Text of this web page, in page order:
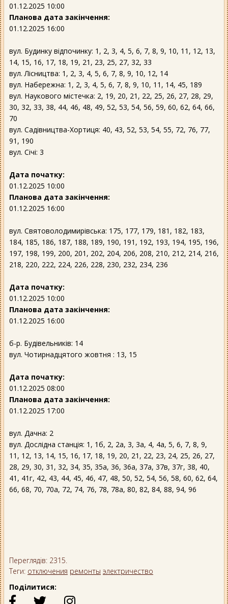
01.12.2025 10:00
Планова дата закінчення:
01.12.2025 16:00
вул. Будинку відпочинку: 1, 2, 3, 4, 5, 6, 7, 8, 9, 10, 11, 12, 13,
14, 15, 16, 17, 18, 19, 21, 23, 25, 27, 32, 33
вул. Лісництва: 1, 2, 3, 4, 5, 6, 7, 8, 9, 10, 12, 14
вул. Набережна: 1, 2, 3, 4, 5, 6, 7, 8, 9, 10, 11, 14, 45, 189
вул. Наукового містечка: 2, 19, 20, 21, 22, 25, 26, 27, 28, 29,
30, 32, 33, 38, 44, 46, 48, 49, 52, 53, 54, 56, 59, 60, 62, 64, 66,
70
вул. Садівництва-Хортиця: 40, 43, 52, 53, 54, 55, 72, 76, 77,
91, 190
вул. Січі: 3
Дата початку:
01.12.2025 10:00
Планова дата закінчення:
01.12.2025 16:00
вул. Святоволодимирівська: 175, 177, 179, 181, 182, 183,
184, 185, 186, 187, 188, 189, 190, 191, 192, 193, 194, 195, 196,
197, 198, 199, 200, 201, 202, 204, 206, 208, 210, 212, 214, 216,
218, 220, 222, 224, 226, 228, 230, 232, 234, 236
Дата початку:
01.12.2025 10:00
Планова дата закінчення:
01.12.2025 16:00
б-р. Будівельників: 14
вул. Чотирнадцятого жовтня : 13, 15
Дата початку:
01.12.2025 08:00
Планова дата закінчення:
01.12.2025 17:00
вул. Дачна: 2
вул. Дослідна станція: 1, 1б, 2, 2а, 3, 3а, 4, 4а, 5, 6, 7, 8, 9,
11, 12, 13, 14, 15, 16, 17, 18, 19, 20, 21, 22, 23, 24, 25, 26, 27,
28, 29, 30, 31, 32, 34, 35, 35а, 36, 36а, 37а, 37в, 37г, 38, 40,
41, 41г, 42, 43, 44, 45, 46, 47, 48, 50, 52, 54, 56, 58, 60, 62, 64,
66, 68, 70, 70а, 72, 74, 76, 78, 78а, 80, 82, 84, 88, 94, 96
Переглядів: 2315.
Теги: отключения ремонты электричество
Поділитися: